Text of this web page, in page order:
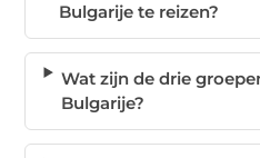
Bulgarije te reizen?
Wat zijn de drie
Bulgarije?